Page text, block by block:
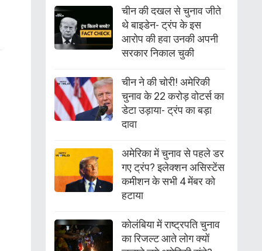
चीन की दखल से चुनाव जीते
थे बाइडेन- ट्रंप के इस
आरोप की हवा उनकी अपनी
सरकार निकाल चुकी
चीन ने की चोरी! अमेरिकी
चुनाव के 22 करोड़ वोटर्स का
डेटा उड़ाया- ट्रंप का बड़ा
दावा
अमेरिका में चुनाव से पहले डर
गए ट्रंप? इलेक्शन असिस्टेंस
कमीशन के सभी 4 मेंबर को
हटाया
कोलंबिया में राष्ट्रपति चुनाव
का रिजल्ट आते लोग क्यों